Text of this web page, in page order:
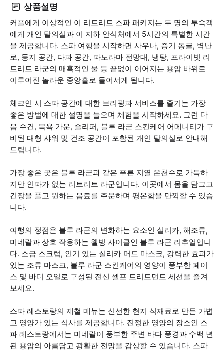
상품설명
커플에게 이상적인 이 리트리트 스파 패키지는 두 명의 투숙객
에게 개인 탈의실과 이 지하 안식처에서 5시간의 특별한 시간
을 제공합니다. 스파 여행을 시작하면 사우나, 증기 동굴, 벽난
로, 둥지 공간, 다과 공간, 파노라마 전망대, 냉탕, 프라이빗 리
트리트 라군의 매혹적인 물 등 끝없이 이어지는 용암 바위로
이루어진 놀라운 중앙홀로 들어서게 됩니다.
체크인 시 스파 공간에 대한 브리핑과 서비스를 즐기는 가장
좋은 방법에 대한 설명을 들으며 체험을 시작하세요. 그런 다
음 수건, 목욕 가운, 슬리퍼, 블루 라군 스킨케어 어메니티가 구
비된 대형 샤워 및 건조 공간이 포함된 개인 탈의실로 안내해
드립니다.
가장 좋은 곳은 블루 라군과 같은 푸른 지열 온천수로 가득하
지만 인파가 없는 리트리트 라군입니다. 이곳에서 몸을 담그고
긴장을 풀고 원하는 음료를 주문하며 평온함을 만끽할 수 있습
니다.
여행의 정점은 블루 라군의 변화하는 요소인 실리카, 해조류,
미네랄과 상호 작용하는 웰빙 사이클인 블루 라군 리추얼입니
다. 소금 스크럽, 인기 있는 실리카 머드 마스크, 강력한 효과가
있는 조류 마스크, 블루 라군 스킨케어의 영양이 풍부한 페이
스 및 바디 오일로 구성된 전신 셀프 트리트먼트 세션을 즐겨
보세요.
스파 레스토랑의 제철 메뉴는 신선한 현지 식재료로 만든 가볍
고 영양가 있는 식사를 제공합니다. 진정한 영양의 장소인 스
파 레스토랑에서는 미네랄이 풍부한 주변 바다 풍경과 수백 년
된 용암의 아름답고 광활한 전망을 감상할 수 있습니다. 스파